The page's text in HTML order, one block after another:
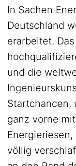
In Sachen
Deutschland
erarbeitet.
und die
Startchancen,
ganz vorne
völlig